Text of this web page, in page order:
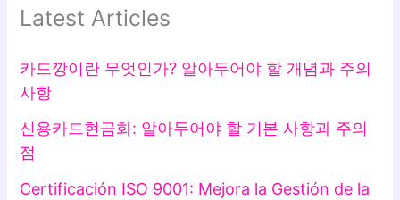
Latest Articles
카드깡이란 무엇인가? 알아두어야 할 개념과 주의
사항
신용카드현금화: 알아두어야 할 기본 사항과 주의
점
Certificación ISO 9001: Mejora la Gestión de la